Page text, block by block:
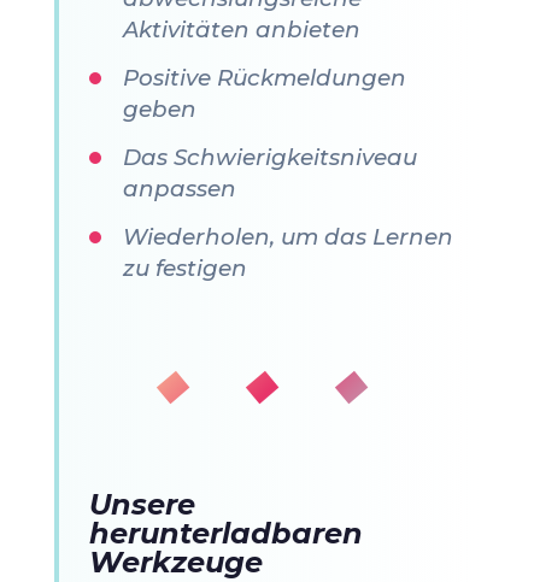
Aktivitäten anbieten
Positive Rückmeldungen
geben
Das Schwierigkeitsniveau
anpassen
Wiederholen, um das Lernen
zu festigen
◆ ◆ ◆
Unsere
herunterladbaren
Werkzeuge